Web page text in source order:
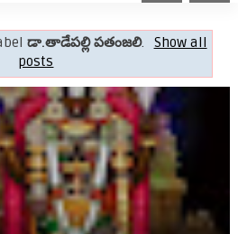
డా.తాడేపల్లి పతంజలి.
Show all
posts